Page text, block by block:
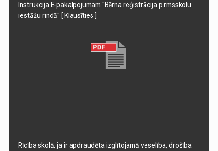
Instrukcija E-pakalpojumam "Bērna reģistrācija pirmsskolu
iestāžu rindā" [ Klausīties ]
Rīcība skolā, ja ir apdraudēta izglītojamā veselība, drošība